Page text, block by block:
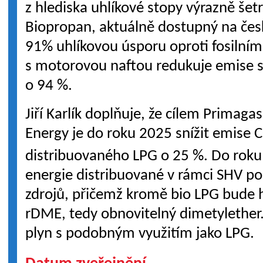
z hlediska uhlíkové stopy výrazně
Biopropan, aktuálně dostupný na
91% uhlíkovou úsporu oproti
s motorovou naftou redukuje emise
o 94 %.
Jiří Karlík doplňuje, že cílem
Energy je do roku 2025 snížit emise
distribuovaného LPG o 25 %. Do
energie distribuované v rámci SHV
zdrojů, přičemž kromě bio LPG
rDME, tedy obnovitelný
plyn s podobným využitím jako LPG.